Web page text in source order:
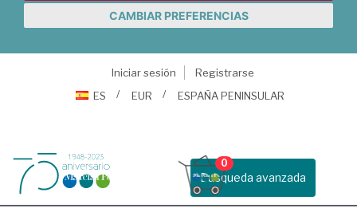
CAMBIAR PREFERENCIAS
Iniciar sesión
Registrarse
ES
EUR ESPAÑA PENINSULAR
Busqueda avanzada
0